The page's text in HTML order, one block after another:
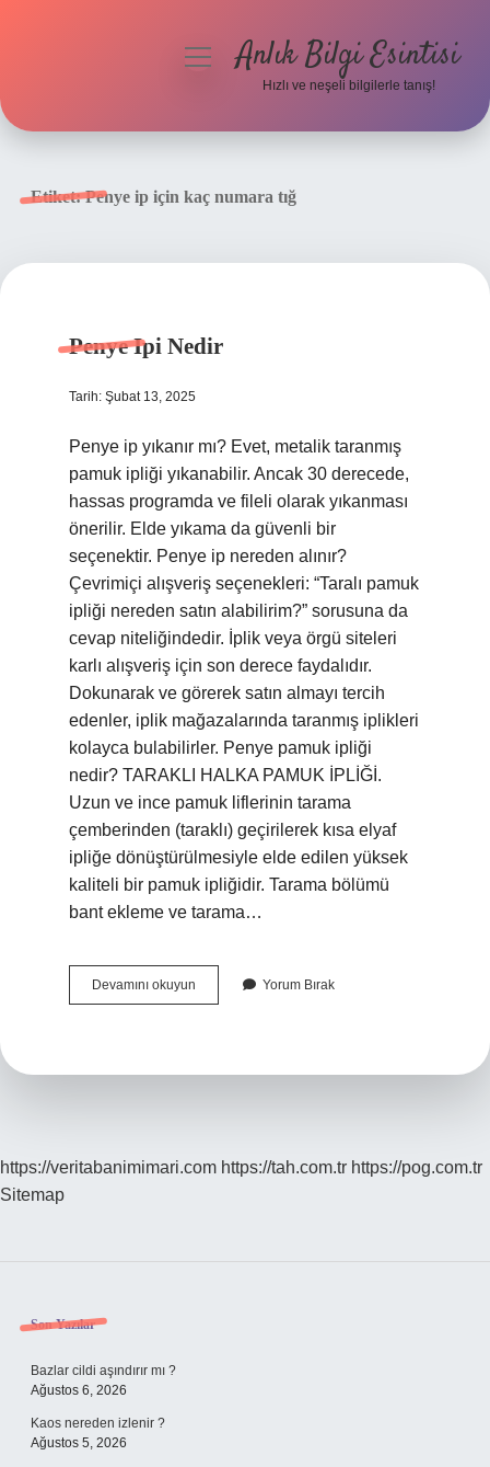
menüyüAnlık Bilgi Esintisi
Hızlı ve neşeli bilgilerle tanış!
Etiket:Penye ip için kaç numara tığ
Penye Ipi Nedir
Tarih: Şubat 13, 2025
Penye ip yıkanır mı? Evet, metalik taranmış
pamuk ipliği yıkanabilir. Ancak 30 derecede,
hassas programda ve fileli olarak yıkanması
önerilir. Elde yıkama da güvenli bir
seçenektir. Penye ip nereden alınır?
Çevrimiçi alışveriş seçenekleri: “Taralı pamuk
ipliği nereden satın alabilirim?” sorusuna da
cevap niteliğindedir. İplik veya örgü siteleri
karlı alışveriş için son derece faydalıdır.
Dokunarak ve görerek satın almayı tercih
edenler, iplik mağazalarında taranmış iplikleri
kolayca bulabilirler. Penye pamuk ipliği
nedir? TARAKLI HALKA PAMUK İPLİĞİ.
Uzun ve ince pamuk liflerinin tarama
çemberinden (taraklı) geçirilerek kısa elyaf
ipliğe dönüştürülmesiyle elde edilen yüksek
kaliteli bir pamuk ipliğidir. Tarama bölümü
bant ekleme ve tarama…
Devamını okuyun
Ipi
Yorum Bırak
https://veritabanimimari.com https://tah.com.tr https://pog.com.tr
Sitemap
Sidebar
Son Yazılar
Bazlar cildi aşındırır mı ?
Ağustos 6, 2026
Kaos nereden izlenir ?
Ağustos 5, 2026